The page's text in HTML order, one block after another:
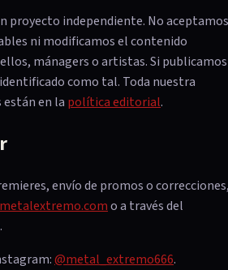
proyecto independiente. No aceptamos
ni modificamos el contenido
mánagers o artistas. Si publicamos
como tal. Toda nuestra
en la política editorial.
envío de promos o
o a través del
.
@metal_extremo666.